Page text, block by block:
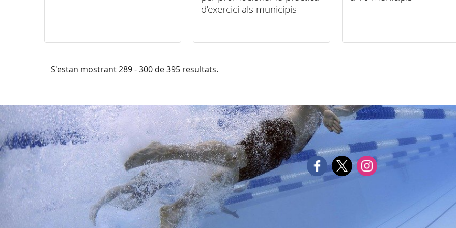
d’exercici als municipis
S'estan mostrant 289 - 300 de 395 resultats.